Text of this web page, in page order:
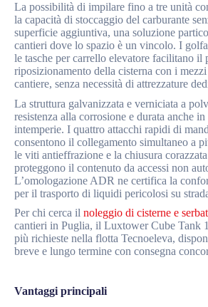
La possibilità di impilare fino a tre unità
la capacità di stoccaggio del carburante
superficie aggiuntiva, una soluzione
cantieri dove lo spazio è un vincolo. I
le tasche per carrello elevatore facilitano il
riposizionamento della cisterna con i
cantiere, senza necessità di attrezzature
La struttura galvanizzata e verniciata a
resistenza alla corrosione e durata anche
intemperie. I quattro attacchi rapidi di
consentono il collegamento simultaneo a
le viti antieffrazione e la chiusura corazzata
proteggono il contenuto da accessi non
L’omologazione ADR ne certifica la
per il trasporto di liquidi pericolosi su
Per chi cerca il noleggio di cisterne e
cantieri in Puglia, il Luxtower Cube Tank
più richieste nella flotta Tecnoeleva,
breve e lungo termine con consegna
Vantaggi principali